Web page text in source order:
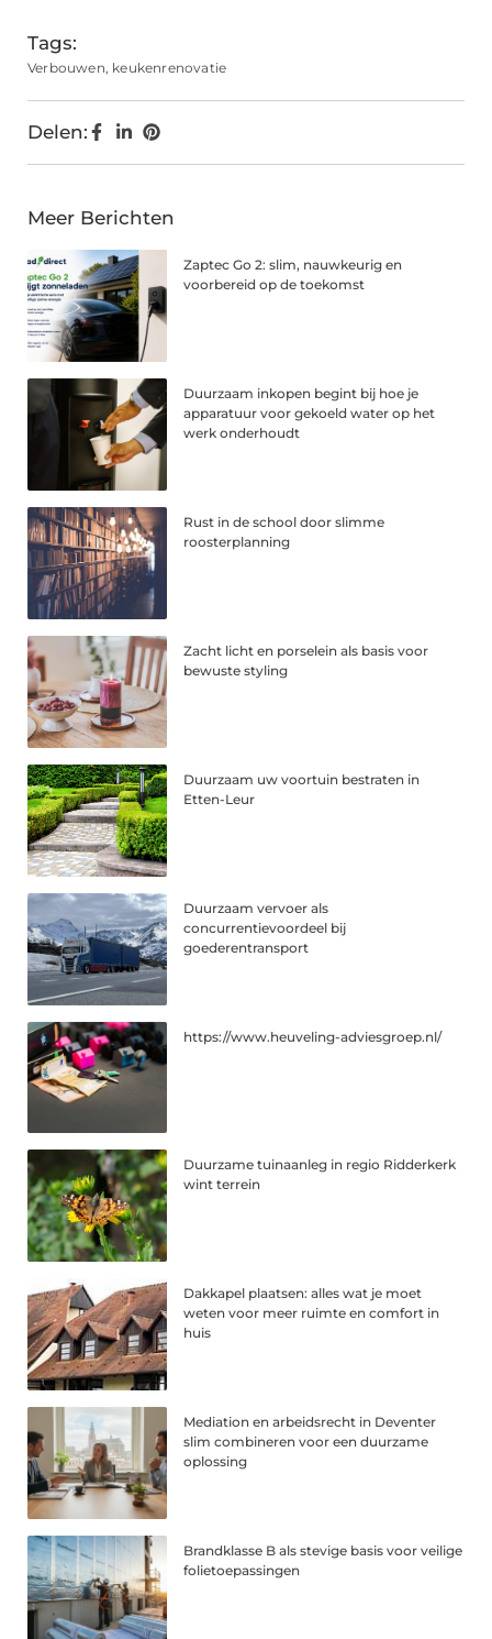
Tags:
Verbouwen, keukenrenovatie
Delen:
Meer Berichten
Zaptec Go 2: slim, nauwkeurig en
voorbereid op de toekomst
Duurzaam inkopen begint bij hoe je
apparatuur voor gekoeld water op het
werk onderhoudt
Rust in de school door slimme
roosterplanning
Zacht licht en porselein als basis voor
bewuste styling
Duurzaam uw voortuin bestraten in
Etten-Leur
Duurzaam vervoer als
concurrentievoordeel bij
goederentransport
https://www.heuveling-adviesgroep.nl/
Duurzame tuinaanleg in regio Ridderkerk
wint terrein
Dakkapel plaatsen: alles wat je moet
weten voor meer ruimte en comfort in
huis
Mediation en arbeidsrecht in Deventer
slim combineren voor een duurzame
oplossing
Brandklasse B als stevige basis voor veilige
folietoepassingen